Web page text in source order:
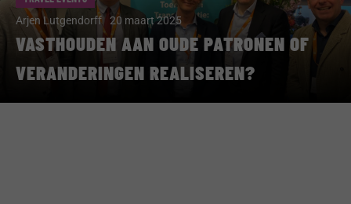
Arjen Lutgendorff 20 maart 2025
VASTHOUDEN AAN OUDE PATRONEN OF
VERANDERINGEN REALISEREN?